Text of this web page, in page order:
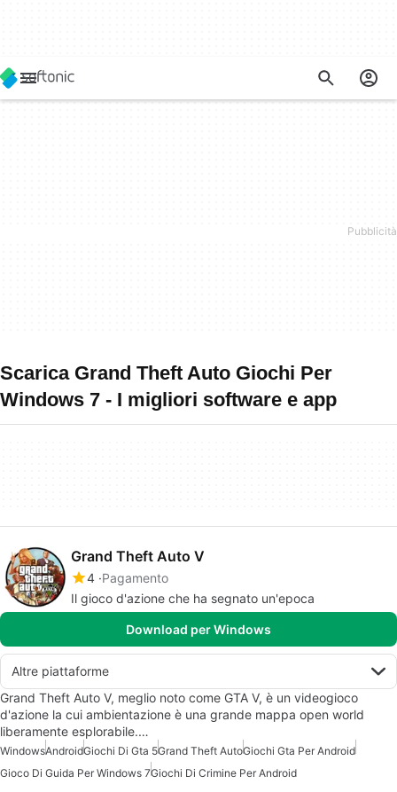
Scarica Grand Theft Auto Giochi Per
Windows 7 - I migliori software e app
Grand Theft Auto V
4 Pagamento
Il gioco d'azione che ha segnato un'epoca
Download per Windows
Altre piattaforme
Grand Theft Auto V, meglio noto come GTA V, è un videogioco
d'azione la cui ambientazione è una grande mappa open world
liberamente esplorabile.…
WindowsAndroidGiochi Di Gta 5Grand Theft AutoGiochi Gta Per Android
Gioco Di Guida Per Windows 7Giochi Di Crimine Per Android